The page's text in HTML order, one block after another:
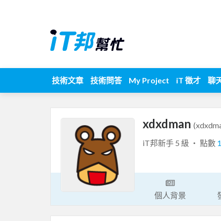
技術文章 技術問答 My Project iT 徵才 聊
xdxdman
iT邦新手 5 級 ‧ 點數
個人背景